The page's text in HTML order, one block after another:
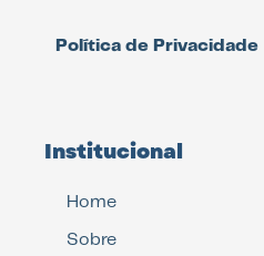
Política de Privacidade
Institucional
Home
Sobre